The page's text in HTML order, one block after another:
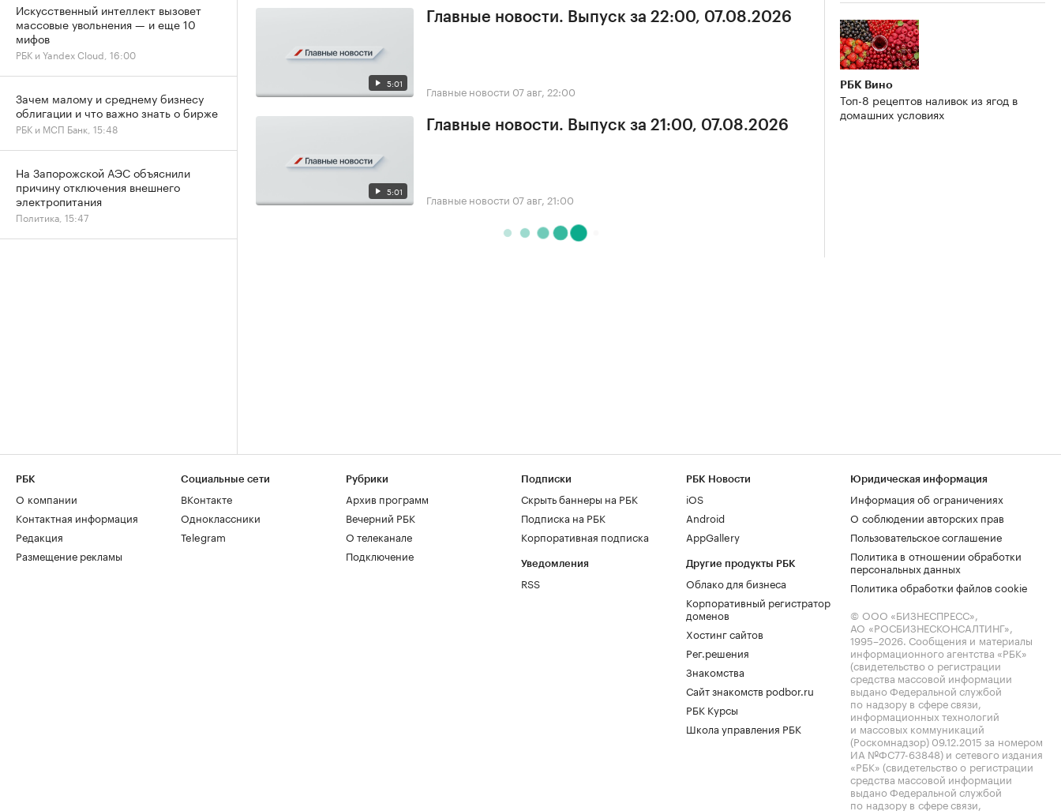
5:01
Главные новости. Выпуск за 22:00, 07.08.2026
Главные новости 07 авг, 22:00
5:01
Главные новости. Выпуск за 21:00, 07.08.2026
Главные новости 07 авг, 21:00
РБК Вино
Топ-8 рецептов наливок из ягод в
домашних условиях
Искусственный интеллект вызовет
массовые увольнения — и еще 10
мифов
РБК и Yandex Cloud, 16:00
Зачем малому и среднему бизнесу
облигации и что важно знать о бирже
РБК и МСП Банк, 15:48
На Запорожской АЭС объяснили
причину отключения внешнего
электропитания
Политика, 15:47
РБК
О компании
Контактная информация
Редакция
Размещение рекламы
Социальные сети
ВКонтакте
Одноклассники
Telegram
Рубрики
Архив программ
Вечерний РБК
О телеканале
Подключение
Подписки
Скрыть баннеры на РБК
Подписка на РБК
Корпоративная подписка
Уведомления
RSS
РБК Новости
iOS
Android
AppGallery
Другие продукты РБК
Облако для бизнеса
Корпоративный регистратор
доменов
Хостинг сайтов
Рег.решения
Знакомства
Сайт знакомств podbor.ru
РБК Курсы
Школа управления РБК
Юридическая информация
Информация об ограничениях
О соблюдении авторских прав
Пользовательское соглашение
Политика в отношении обработки
персональных данных
Политика обработки файлов cookie
© ООО «БИЗНЕСПРЕСС»,
АО «РОСБИЗНЕСКОНСАЛТИНГ»,
1995–2026. Сообщения и материалы
информационного агентства «РБК»
(свидетельство о регистрации
средства массовой информации
выдано Федеральной службой
по надзору в сфере связи,
информационных технологий
и массовых коммуникаций
(Роскомнадзор) 09.12.2015 за номером
ИА №ФС77-63848) и сетевого издания
«РБК» (свидетельство о регистрации
средства массовой информации
выдано Федеральной службой
по надзору в сфере связи,